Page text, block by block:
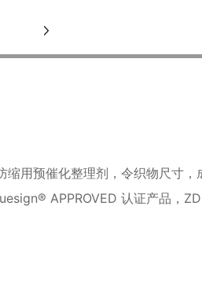
用预催化整理剂，令织物尺寸
APPROVED 认证产品，